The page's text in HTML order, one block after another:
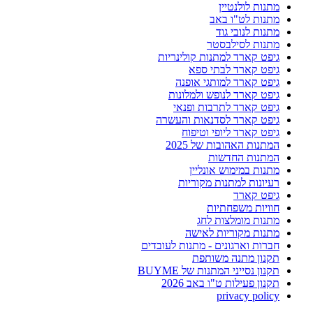
מתנות לולנטיין
מתנות לט"ו באב
מתנות לנובי גוד
מתנות לסילבסטר
גיפט קארד למתנות קולינריות
גיפט קארד לבתי ספא
גיפט קארד למותגי אופנה
גיפט קארד לנופש ולמלונות
גיפט קארד לתרבות ופנאי
גיפט קארד לסדנאות והעשרה
גיפט קארד ליופי וטיפוח
המתנות האהובות של 2025
המתנות החדשות
מתנות במימוש אונליין
רעיונות למתנות מקוריות
גיפט קארד
חוויות משפחתיות
מתנות מומלצות לחג
מתנות מקוריות לאישה
חברות וארגונים - מתנות לעובדים
תקנון מתנה משותפת
תקנון נסייני המתנות של BUYME
תקנון פעילות ט"ו באב 2026
privacy policy